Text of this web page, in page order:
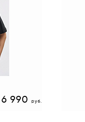
6 990 руб.